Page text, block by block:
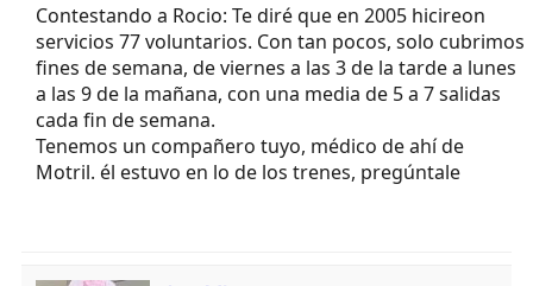
Contestando a Rocio: Te diré que en 2005 hicireon
servicios 77 voluntarios. Con tan pocos, solo cubrimos
fines de semana, de viernes a las 3 de la tarde a lunes
a las 9 de la mañana, con una media de 5 a 7 salidas
cada fin de semana.
Tenemos un compañero tuyo, médico de ahí de
Motril. él estuvo en lo de los trenes, pregúntale